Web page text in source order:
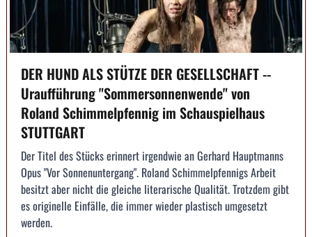
DER HUND ALS STÜTZE DER GESELLSCHAFT --
Uraufführung "Sommersonnenwende" von
Roland Schimmelpfennig im Schauspielhaus
STUTTGART
Der Titel des Stücks erinnert irgendwie an Gerhard Hauptmanns
Opus "Vor Sonnenuntergang". Roland Schimmelpfennigs Arbeit
besitzt aber nicht die gleiche literarische Qualität. Trotzdem gibt
es originelle Einfälle, die immer wieder plastisch umgesetzt
werden.